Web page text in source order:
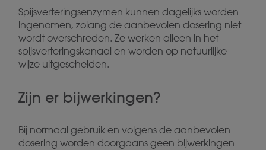
Spijsverteringsenzymen kunnen dagelijks worden
ingenomen, zolang de aanbevolen dosering niet
wordt overschreden. Ze werken alleen in het
spijsverteringskanaal en worden op natuurlijke
wijze uitgescheiden.
Zijn er bijwerkingen?
Bij normaal gebruik en volgens de aanbevolen
dosering worden doorgaans geen bijwerkingen